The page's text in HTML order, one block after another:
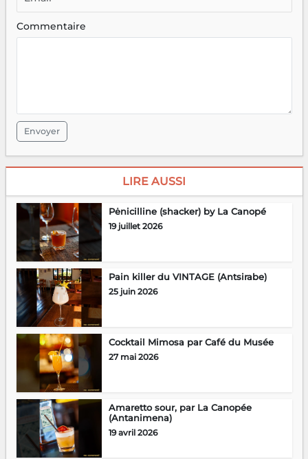
Commentaire
Envoyer
LIRE AUSSI
Pėnicilline (shacker) by La Canopé
19 juillet 2026
Pain killer du VINTAGE (Antsirabe)
25 juin 2026
Cocktail Mimosa par Café du Musée
27 mai 2026
Amaretto sour, par La Canopée
(Antanimena)
19 avril 2026